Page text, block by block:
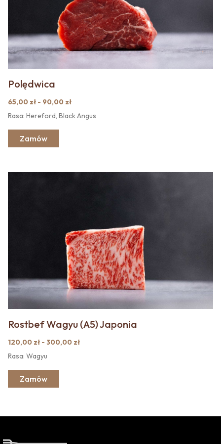
Polędwica
65,00 zł - 90,00 zł
Rasa: Hereford, Black Angus
Zamów
Rostbef Wagyu (A5) Japonia
120,00 zł - 300,00 zł
Rasa: Wagyu
Zamów